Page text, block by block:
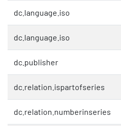
dc.language.iso
dc.language.iso
dc.publisher
dc.relation.ispartofseries
dc.relation.numberinseries